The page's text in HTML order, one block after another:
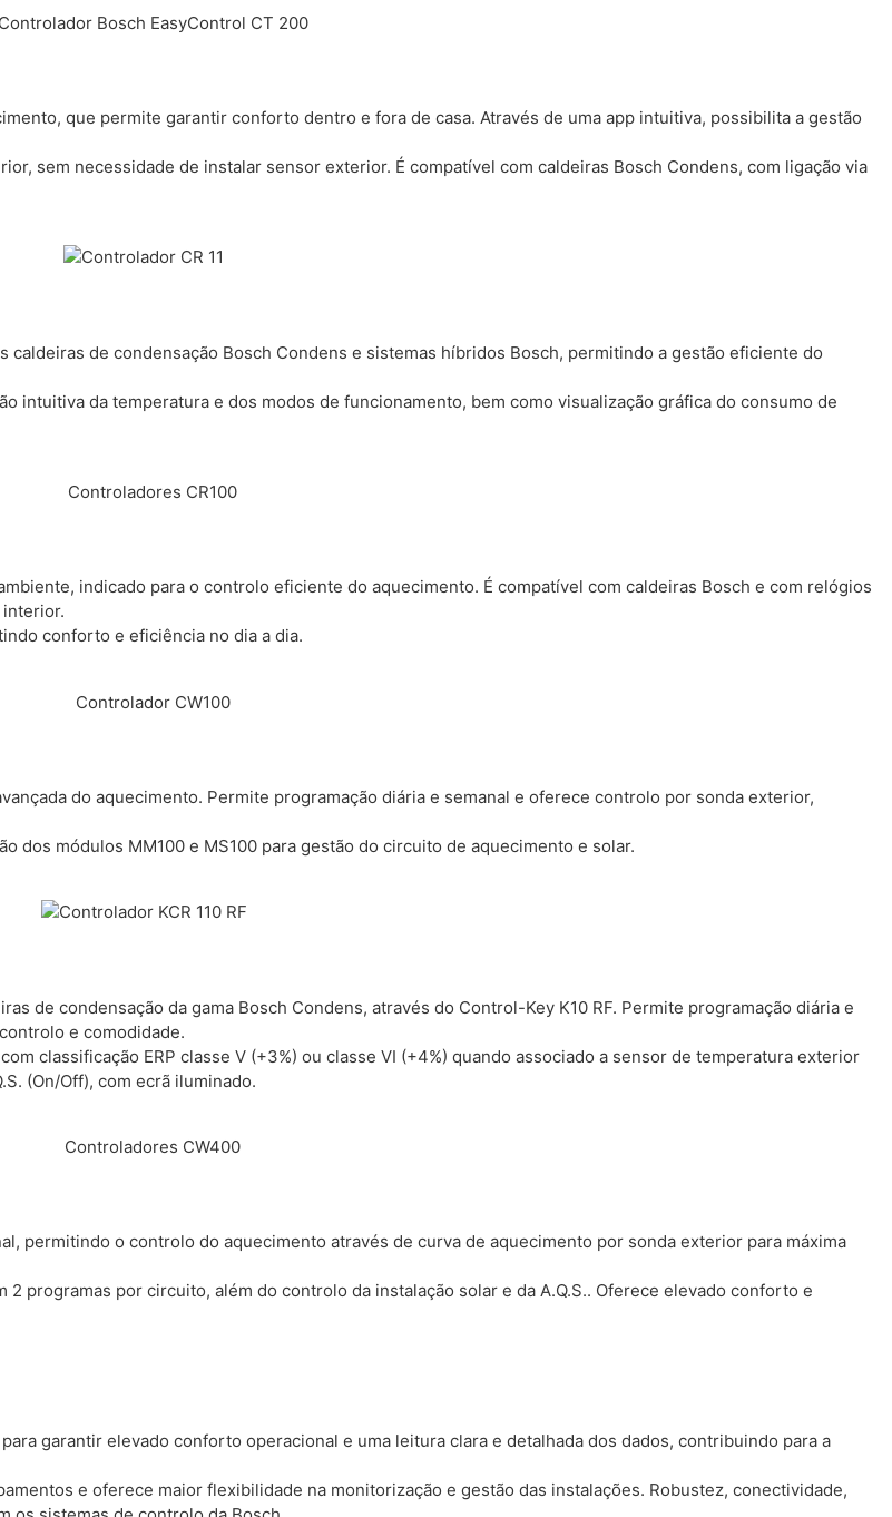
que permite garantir conforto dentro e fora de casa. Através de uma app intuitiva, possibilita a gestão
sem necessidade de instalar sensor exterior. É compatível com caldeiras Bosch Condens, com ligação via
de condensação Bosch Condens e sistemas híbridos Bosch, permitindo a gestão eficiente do
intuitiva da temperatura e dos modos de funcionamento, bem como visualização gráfica do consumo de
indicado para o controlo eficiente do aquecimento. É compatível com caldeiras Bosch e com relógios
conforto e eficiência no dia a dia.
do aquecimento. Permite programação diária e semanal e oferece controlo por sonda exterior,
dos módulos MM100 e MS100 para gestão do circuito de aquecimento e solar.
de condensação da gama Bosch Condens, através do Control-Key K10 RF. Permite programação diária e
e comodidade.
classificação ERP classe V (+3%) ou classe VI (+4%) quando associado a sensor de temperatura exterior
(On/Off), com ecrã iluminado.
permitindo o controlo do aquecimento através de curva de aquecimento por sonda exterior para máxima
programas por circuito, além do controlo da instalação solar e da A.Q.S.. Oferece elevado conforto e
garantir elevado conforto operacional e uma leitura clara e detalhada dos dados, contribuindo para a
e oferece maior flexibilidade na monitorização e gestão das instalações. Robustez, conectividade,